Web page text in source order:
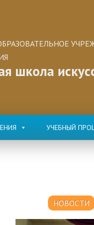
школа
УЧЕБНЫЙ
НОВОСТИ